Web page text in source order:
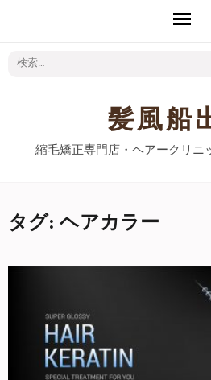
髪風船
縮毛矯正専門店・ヘアークリニ
タグ: ヘアカラー